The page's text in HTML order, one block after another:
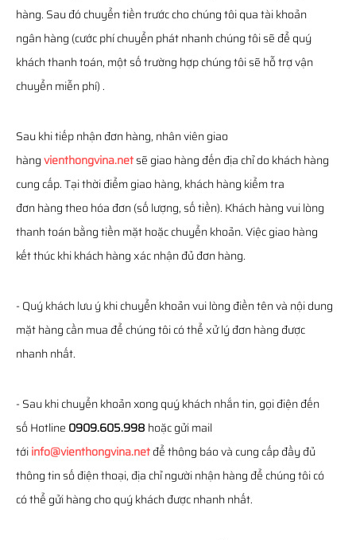
hàng. Sau đó chuyển tiền trước cho chúng tôi qua tài khoản
ngân hàng (cước phí chuyển phát nhanh chúng tôi sẽ để quý
khách thanh toán, một số trường hợp chúng tôi sẽ hỗ trợ vận
chuyển miễn phí) .
Sau khi tiếp nhận đơn hàng, nhân viên giao
hàngvienthongvina.netsẽ giao hàng đến địa chỉ do khách hàng
cung cấp. Tại thời điểm giao hàng, khách hàng kiểm tra
đơn hàng theo hóa đơn (số lượng, số tiền). Khách hàng vui lòng
thanh toán bằng tiền mặt hoặc chuyển khoản. Việc giao hàng
kết thúc khi khách hàng xác nhận đủ đơn hàng.
- Quý khách lưu ý khi chuyển khoản vui lòng điền tên và nội dung
mặt hàng cần mua để chúng tôi có thể xử lý đơn hàng được
nhanh nhất.
- Sau khi chuyển khoản xong quý khách nhắn tin, gọi điện đến
số Hotline 0909.605.998 hoặc gửi mail
tớiinfo@vienthongvina.netđể thông báo và cung cấp đầy đủ
thông tin số điện thoại, địa chỉ người nhận hàng để chúng tôi có
có thể gửi hàng cho quý khách được nhanh nhất.